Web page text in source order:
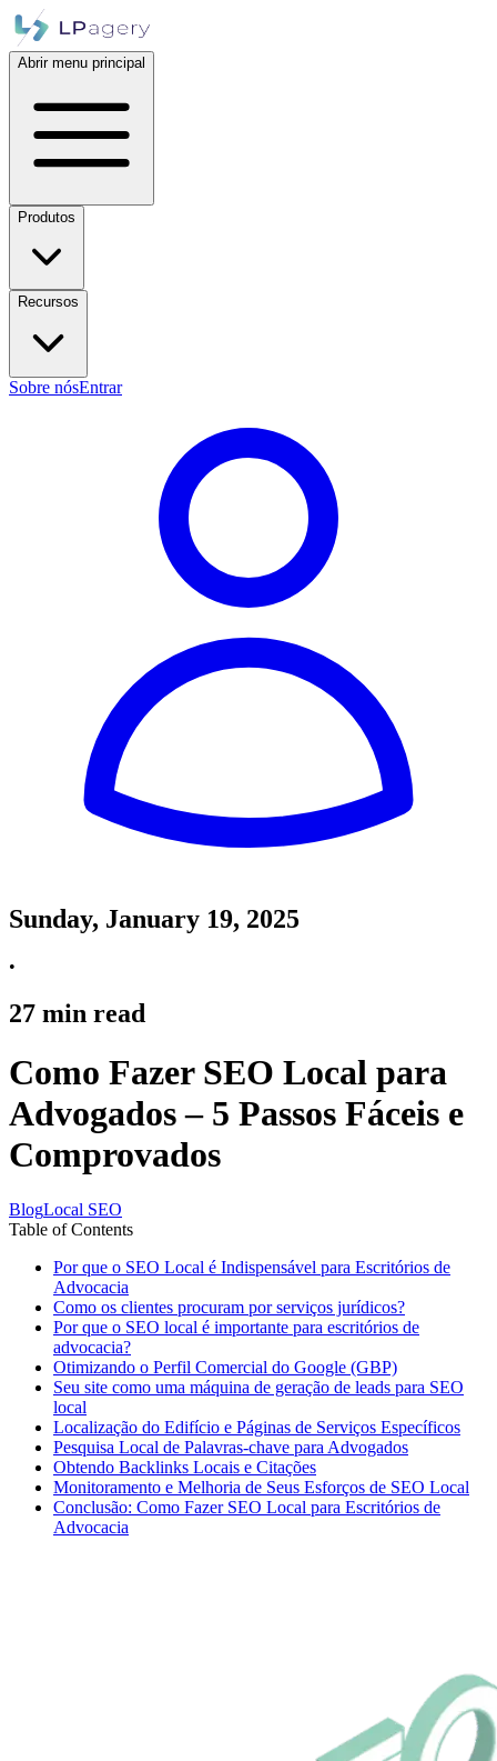
Abrir menu principal
Produtos
Recursos
Sobre nósEntrar
Sunday, January 19, 2025
•
27 min read
Como Fazer SEO Local para
Advogados – 5 Passos Fáceis e
Comprovados
BlogLocal SEO
Table of Contents
Por que o SEO Local é Indispensável para Escritórios de
Advocacia
Como os clientes procuram por serviços jurídicos?
Por que o SEO local é importante para escritórios de
advocacia?
Otimizando o Perfil Comercial do Google (GBP)
Seu site como uma máquina de geração de leads para SEO
local
Localização do Edifício e Páginas de Serviços Específicos
Pesquisa Local de Palavras-chave para Advogados
Obtendo Backlinks Locais e Citações
Monitoramento e Melhoria de Seus Esforços de SEO Local
Conclusão: Como Fazer SEO Local para Escritórios de
Advocacia